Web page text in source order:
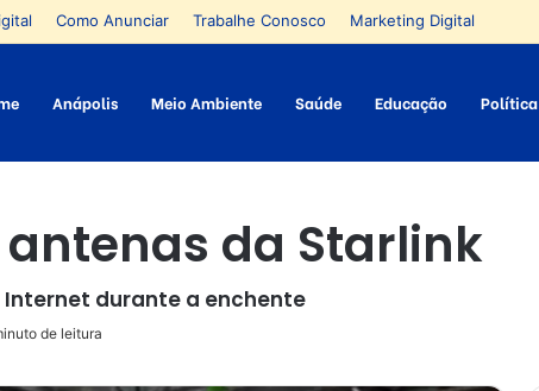
Como Anunciar Trabalhe Conosco Marketing Digital
Anápolis Meio Ambiente Saúde Educação Política
da Starlink
durante a enchente
de leitura